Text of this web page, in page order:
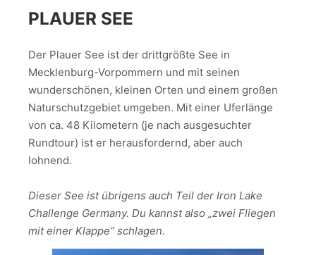
PLAUER SEE
Der Plauer See ist der drittgrößte See in
Mecklenburg-Vorpommern und mit seinen
wunderschönen, kleinen Orten und einem großen
Naturschutzgebiet umgeben. Mit einer Uferlänge
von ca. 48 Kilometern (je nach ausgesuchter
Rundtour) ist er herausfordernd, aber auch
lohnend.
Dieser See ist übrigens auch Teil der Iron Lake
Challenge Germany. Du kannst also „zwei Fliegen
mit einer Klappe“ schlagen.